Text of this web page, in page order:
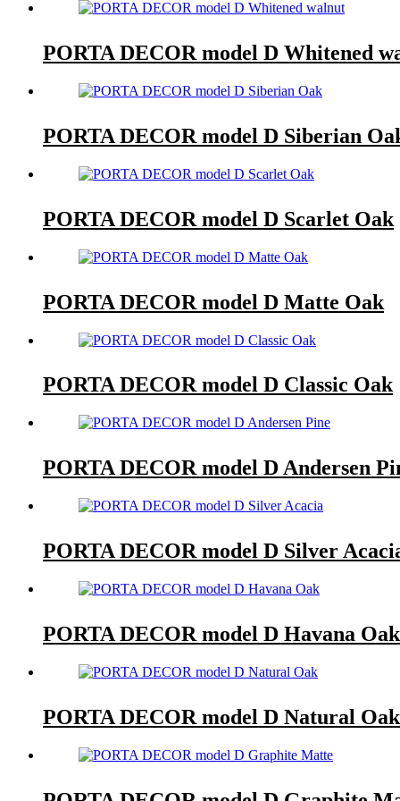
PORTA DECOR model D Whitened
PORTA DECOR model D Siberian
PORTA DECOR model D Scarlet Oak
PORTA DECOR model D Matte Oak
PORTA DECOR model D Classic Oak
PORTA DECOR model D Andersen
PORTA DECOR model D Silver
PORTA DECOR model D Havana Oak
PORTA DECOR model D Natural Oak